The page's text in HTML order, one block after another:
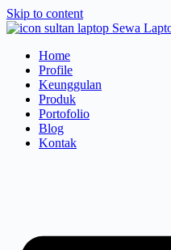
Skip to content
Home
Profile
Keunggulan
Produk
Portofolio
Blog
Kontak